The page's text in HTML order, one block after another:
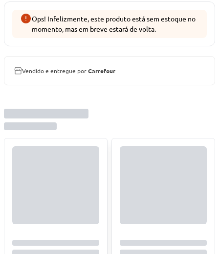
Ops! Infelizmente, este produto está sem estoque no
momento, mas em breve estará de volta.
Vendido e entregue porCarrefour